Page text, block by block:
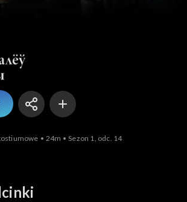
24m Sezon 1, odc. 14